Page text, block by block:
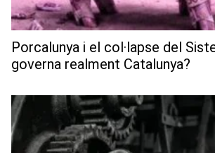
Porcalunya i el col·lapse del
governa realment Catalunya?